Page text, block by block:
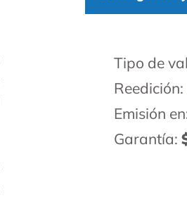
Tipo de
Reedición:
Emisión
Garantía: